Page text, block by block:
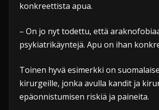
konkreettista apua.
– On jo nyt todettu, että
psykiatrikäyntejä. Apu on ihan
Toinen hyvä esimerkki on
kirurgeille, jonka avulla kandit ja
epäonnistumisen riskiä ja paineita.